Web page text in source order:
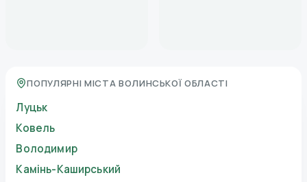
ПОПУЛЯРНІ МІСТА ВОЛИНСЬКОЇ ОБЛАСТІ
Луцьк
Ковель
Володимир
Камінь-Каширський